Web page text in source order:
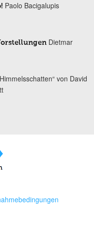
Paolo Bacigalupis
Dietmar
von David